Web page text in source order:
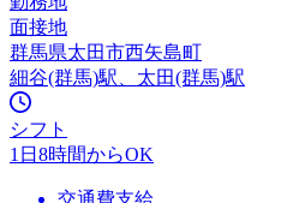
面接地
群馬県太田市西矢島町
細谷(群馬)駅、太田(群馬)駅
シフト
1日8時間からOK
交通費支給